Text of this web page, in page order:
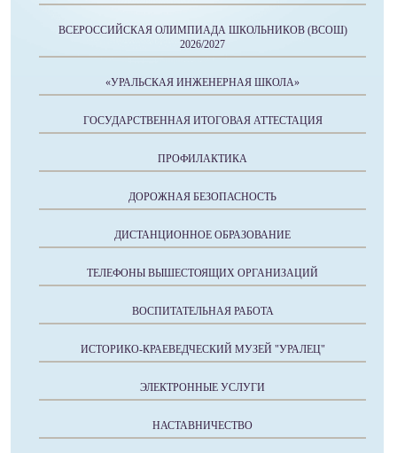
ВСЕРОССИЙСКАЯ ОЛИМПИАДА ШКОЛЬНИКОВ (ВСОШ)
2026/2027
«УРАЛЬСКАЯ ИНЖЕНЕРНАЯ ШКОЛА»
ГОСУДАРСТВЕННАЯ ИТОГОВАЯ АТТЕСТАЦИЯ
ПРОФИЛАКТИКА
ДОРОЖНАЯ БЕЗОПАСНОСТЬ
ДИСТАНЦИОННОЕ ОБРАЗОВАНИЕ
ТЕЛЕФОНЫ ВЫШЕСТОЯЩИХ ОРГАНИЗАЦИЙ
ВОСПИТАТЕЛЬНАЯ РАБОТА
ИСТОРИКО-КРАЕВЕДЧЕСКИЙ МУЗЕЙ "УРАЛЕЦ"
ЭЛЕКТРОННЫЕ УСЛУГИ
НАСТАВНИЧЕСТВО